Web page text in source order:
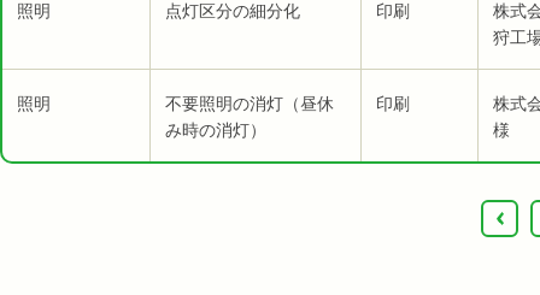
照明 点灯区分の細分化 印刷
株式
狩工
照明
不要照明の消灯（昼休
み時の消灯）
印刷
株式
様
‹